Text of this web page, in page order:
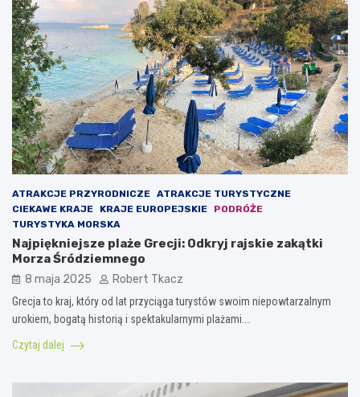
ATRAKCJE PRZYRODNICZE ATRAKCJE TURYSTYCZNE
CIEKAWE KRAJE
KRAJE EUROPEJSKIE
PODRÓŻE
TURYSTYKA MORSKA
Najpiękniejsze plaże Grecji: Odkryj rajskie zakątki
Morza Śródziemnego
8 maja 2025 Robert Tkacz
Grecja to kraj, który od lat przyciąga turystów swoim niepowtarzalnym
urokiem, bogatą historią i spektakularnymi plażami.…
Czytaj dalej